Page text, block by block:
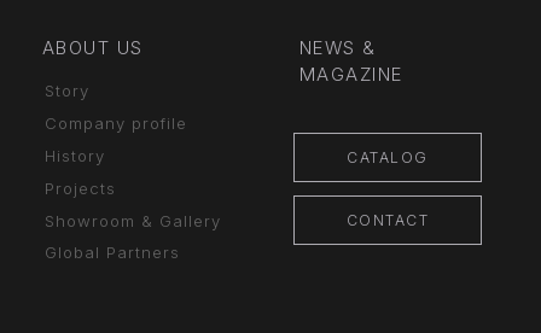
ABOUT US
Story
Company profile
History
Projects
Showroom & Gallery
Global Partners
NEWS &
MAGAZINE
CATALOG
CONTACT